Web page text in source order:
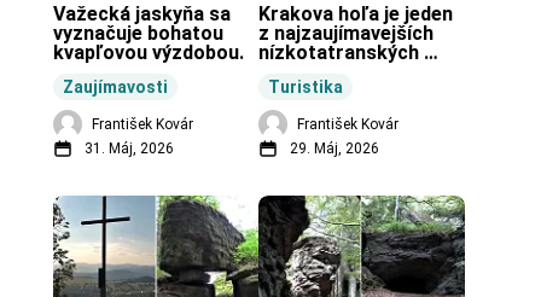
Zaujímavosti
Važecká jaskyňa sa
vyznačuje bohatou
kvapľovou výzdobou.
František Kovár
31. Máj, 2026
Turistika
Krakova hoľa je jeden
z najzaujímavejších
nízkotatranských
František Kovár
29. Máj, 2026